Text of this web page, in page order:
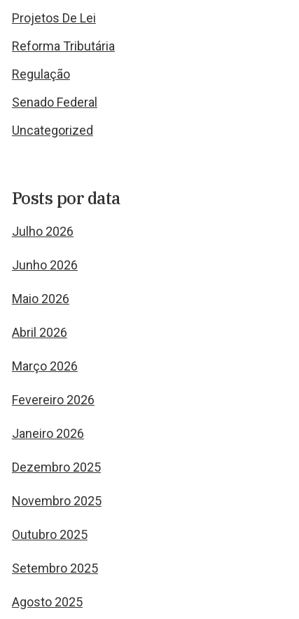
Projetos De Lei
Reforma Tributária
Regulação
Senado Federal
Uncategorized
Posts por data
Julho 2026
Junho 2026
Maio 2026
Abril 2026
Março 2026
Fevereiro 2026
Janeiro 2026
Dezembro 2025
Novembro 2025
Outubro 2025
Setembro 2025
Agosto 2025